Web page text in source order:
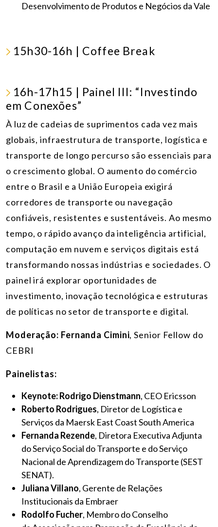
Desenvolvimento de Produtos e Negócios da Vale
15h30-16h | Coffee Break
16h-17h15 | Painel III: “Investindo
em Conexões”
À luz de cadeias de suprimentos cada vez mais
globais, infraestrutura de transporte, logística e
transporte de longo percurso são essenciais para
o crescimento global. O aumento do comércio
entre o Brasil e a União Europeia exigirá
corredores de transporte ou navegação
confiáveis, resistentes e sustentáveis. Ao mesmo
tempo, o rápido avanço da inteligência artificial,
computação em nuvem e serviços digitais está
transformando nossas indústrias e sociedades. O
painel irá explorar oportunidades de
investimento, inovação tecnológica e estruturas
de políticas no setor de transporte e digital.
Moderação: Fernanda Cimini, Senior Fellow do
CEBRI
Painelistas:
Keynote: Rodrigo Dienstmann, CEO Ericsson
Roberto Rodrigues, Diretor de Logística e
Serviços da Maersk East Coast South America
Fernanda Rezende, Diretora Executiva Adjunta
do Serviço Social do Transporte e do Serviço
Nacional de Aprendizagem do Transporte (SEST
SENAT).
Juliana Villano, Gerente de Relações
Institucionais da Embraer
Rodolfo Fucher, Membro do Conselho